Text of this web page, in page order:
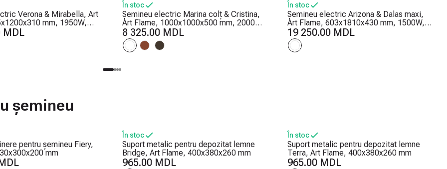
Verona & Mirabella, Art
mm, 1950W,
lemne, 5 niveluri ale
Timer
MDL
În stoc
Șemineu electric Marina colț & Cristina,
Art Flame, 1000x1000x500 mm, 2000W,
2 trepte de încălzire, 5 niveluri ale
intensității flăcărilor, Timer
8 325.00 MDL
În stoc
Șemineu electric Arizona & Dalas maxi,
Art Flame, 603x1810x430 mm, 1500W,
30 de combinații de culori, Termostat,
Bușteni și cristale
19 250.00 MDL
șemineu
pentru șemineu Fiery,
mm
În stoc
Suport metalic pentru depozitat lemne
Bridge, Art Flame, 400x380x260 mm
965.00 MDL
În stoc
Suport metalic pentru depozitat lemne
Terra, Art Flame, 400x380x260 mm
965.00 MDL